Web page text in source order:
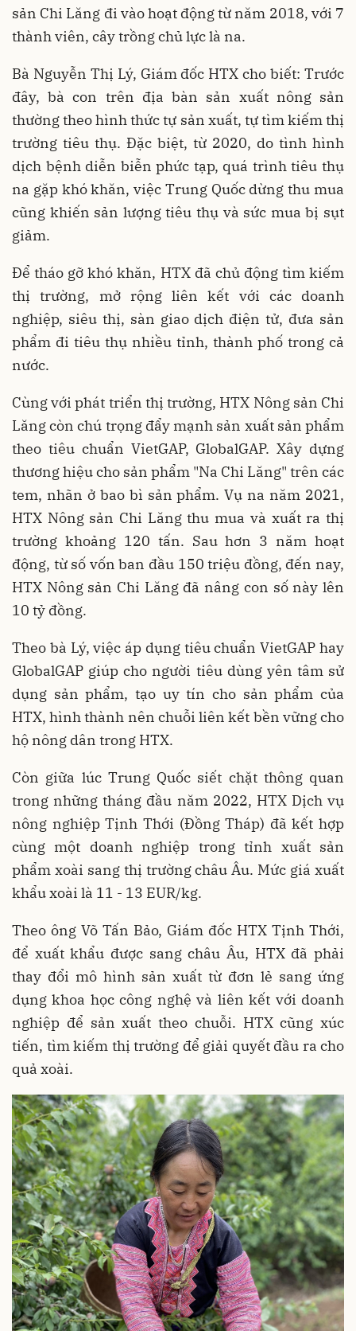
sản Chi Lăng đi vào hoạt động từ năm 2018, với 7
thành viên, cây trồng chủ lực là na.
Bà Nguyễn Thị Lý, Giám đốc HTX cho biết: Trước
đây, bà con trên địa bàn sản xuất nông sản
thường theo hình thức tự sản xuất, tự tìm kiếm thị
trường tiêu thụ. Đặc biệt, từ 2020, do tình hình
dịch bệnh diễn biễn phức tạp, quá trình tiêu thụ
na gặp khó khăn, việc Trung Quốc dừng thu mua
cũng khiến sản lượng tiêu thụ và sức mua bị sụt
giảm.
Để tháo gỡ khó khăn, HTX đã chủ động tìm kiếm
thị trường, mở rộng liên kết với các doanh
nghiệp, siêu thị, sàn giao dịch điện tử, đưa sản
phẩm đi tiêu thụ nhiều tỉnh, thành phố trong cả
nước.
Cùng với phát triển thị trường, HTX Nông sản Chi
Lăng còn chú trọng đẩy mạnh sản xuất sản phẩm
theo tiêu chuẩn VietGAP, GlobalGAP. Xây dựng
thương hiệu cho sản phẩm "Na Chi Lăng" trên các
tem, nhãn ở bao bì sản phẩm. Vụ na năm 2021,
HTX Nông sản Chi Lăng thu mua và xuất ra thị
trường khoảng 120 tấn. Sau hơn 3 năm hoạt
động, từ số vốn ban đầu 150 triệu đồng, đến nay,
HTX Nông sản Chi Lăng đã nâng con số này lên
10 tỷ đồng.
Theo bà Lý, việc áp dụng tiêu chuẩn VietGAP hay
GlobalGAP giúp cho người tiêu dùng yên tâm sử
dụng sản phẩm, tạo uy tín cho sản phẩm của
HTX, hình thành nên chuỗi liên kết bền vững cho
hộ nông dân trong HTX.
Còn giữa lúc Trung Quốc siết chặt thông quan
trong những tháng đầu năm 2022, HTX Dịch vụ
nông nghiệp Tịnh Thới (Đồng Tháp) đã kết hợp
cùng một doanh nghiệp trong tỉnh xuất sản
phẩm xoài sang thị trường châu Âu. Mức giá xuất
khẩu xoài là 11 - 13 EUR/kg.
Theo ông Võ Tấn Bảo, Giám đốc HTX Tịnh Thới,
để xuất khẩu được sang châu Âu, HTX đã phải
thay đổi mô hình sản xuất từ đơn lẻ sang ứng
dụng khoa học công nghệ và liên kết với doanh
nghiệp để sản xuất theo chuỗi. HTX cũng xúc
tiến, tìm kiếm thị trường để giải quyết đầu ra cho
quả xoài.